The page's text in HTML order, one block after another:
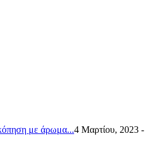
με άρωμα...4 Μαρτίου, 2023 -